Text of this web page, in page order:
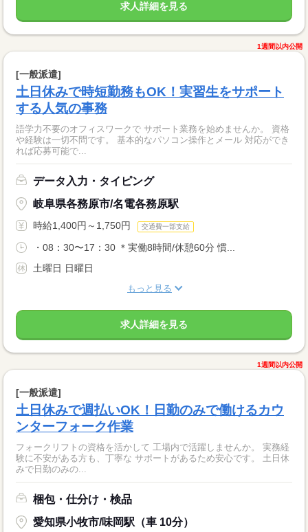
求人詳細を見る
1週間以内公開
[一般派遣]
土日休みで時短勤務もOK！実習生をサポート
する人気の事務
語学力不要のオフィスワークで サポート業務を始めませんか。 資格
や経験は一切不問です。 基本的なパソコン操作とメール 対応ができ
れば応募可能で...
データ入力・タイピング
岐阜県各務原市/名電各務原駅
時給1,400円～1,750円 交通費一部支給
・08：30〜17：30 ＊実働8時間/休憩60分 慣...
土曜日 日曜日
もっと見る
求人詳細を見る
1週間以内公開
[一般派遣]
土日休みで週払いOK！日勤のみで働けるカウ
ンターフォーク作業
フォークリフトの資格を活かして 工場内で活躍しませんか。 実務経
験に不安がある方も、丁寧な サポートがあるため安心です。 土日休
みで日勤のみの...
梱包・仕分け・検品
愛知県小牧市/味岡駅（車 10分）